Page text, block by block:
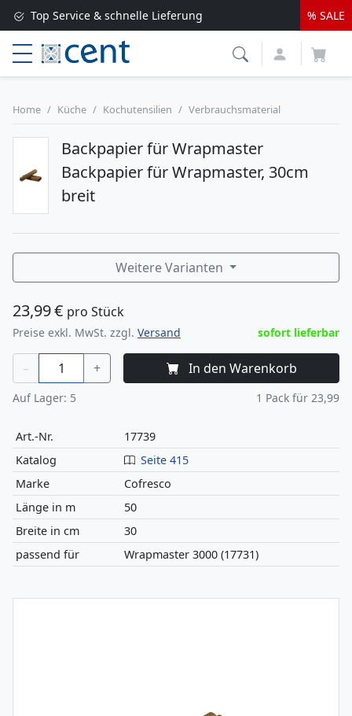
Top Service & schnelle Lieferung
Versandkostenfrei ab 250 EUR*
Lieferung nur 1-2 Werktage
% SALE
Home Küche Kochutensilien Verbrauchsmaterial
Backpapier für Wrapmaster
Backpapier für Wrapmaster, 30cm
breit
Weitere Varianten
23,99€ pro Stück
Preise exkl. MwSt. zzgl. Versand sofort lieferbar
– + In den Warenkorb
Auf Lager: 5 1 Pack für 23,99
Art.-Nr.
17739
Katalog
Seite 415
Marke
Cofresco
Länge in m
50
Breite in cm
30
passend für
Wrapmaster 3000 (17731)